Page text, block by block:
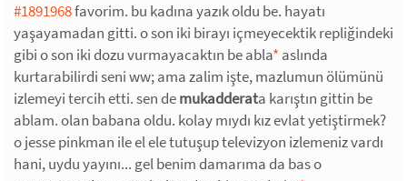
#1891968favorim. bu kadına yazık oldu be. hayatı
yaşayamadan gitti. o son iki birayı içmeyecektik repliğindeki
gibi o son iki dozu vurmayacaktın be abla* aslında
kurtarabilirdi seni ww; ama zalim işte, mazlumun ölümünü
izlemeyi tercih etti. sen demukadderata karıştın gittin be
ablam. olan babana oldu. kolay mıydı kız evlat yetiştirmek?
o jesse pinkman ile el ele tutuşup televizyon izlemeniz vardı
hani, uydu yayını... gel benim damarıma da bas o